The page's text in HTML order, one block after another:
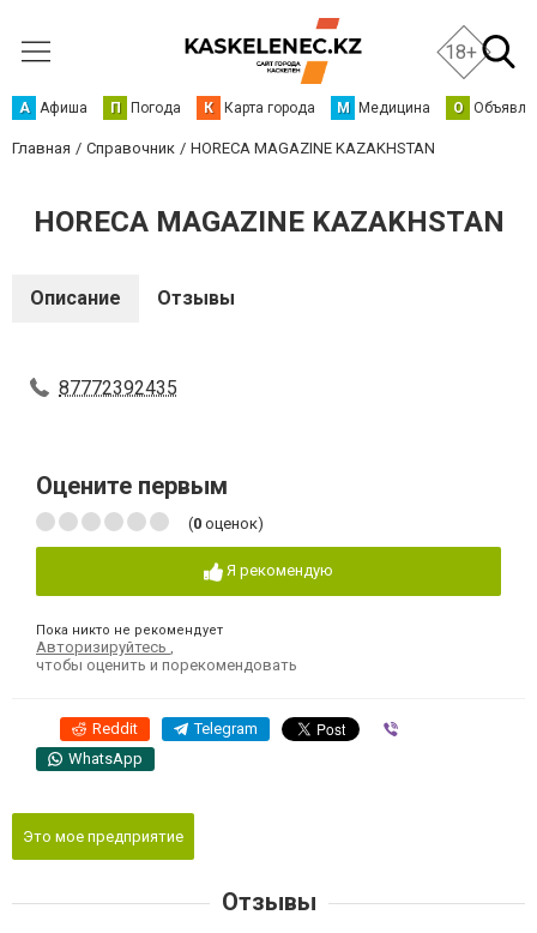
18+
А Афиша П Погода К Карта города М Медицина О
Главная Справочник HORECA MAGAZINE KAZAKHSTAN
HORECA MAGAZINE KAZAKHSTAN
Описание Отзывы
87772392435
Оцените первым
(0 оценок)
Я рекомендую
Пока никто не рекомендует
Авторизируйтесь
чтобы оценить и порекомендовать
Reddit Telegram
WhatsApp
Это мое предприятие
Отзывы